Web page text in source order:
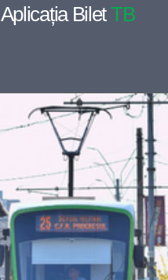
Aplicația BiletTB